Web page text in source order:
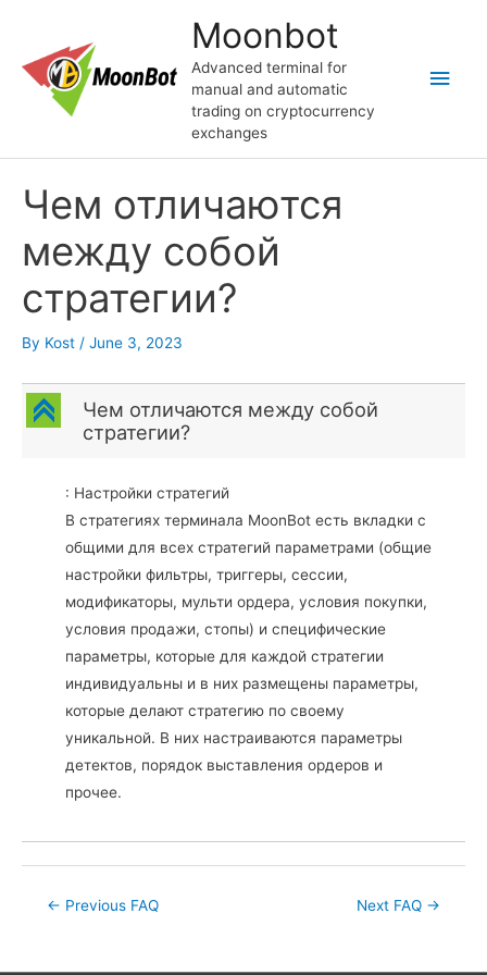
content
Moonbot
Advanced terminal for
manual and automatic
trading on cryptocurrency
exchanges
Main
Чем отличаются
между собой
стратегии?
By Kost / June 3, 2023
C
Чем отличаются между собой
стратегии?
: Настройки стратегий
В стратегиях терминала MoonBot есть вкладки с
общими для всех стратегий параметрами (общие
настройки фильтры, триггеры, сессии,
модификаторы, мульти ордера, условия покупки,
условия продажи, стопы) и специфические
параметры, которые для каждой стратегии
индивидуальны и в них размещены параметры,
которые делают стратегию по своему
уникальной. В них настраиваются параметры
детектов, порядок выставления ордеров и
прочее.
Post← Previous FAQ Next FAQ →